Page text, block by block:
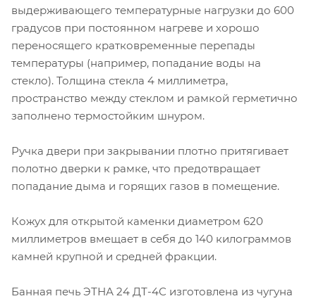
выдерживающего температурные нагрузки до 600
градусов при постоянном нагреве и хорошо
переносящего кратковременные перепады
температуры (например, попадание воды на
стекло). Толщина стекла 4 миллиметра,
пространство между стеклом и рамкой герметично
заполнено термостойким шнуром.
Ручка двери при закрывании плотно притягивает
полотно дверки к рамке, что предотвращает
попадание дыма и горящих газов в помещение.
Кожух для открытой каменки диаметром 620
миллиметров вмещает в себя до 140 килограммов
камней крупной и средней фракции.
Банная печь ЭТНА 24 ДТ-4С изготовлена из чугуна